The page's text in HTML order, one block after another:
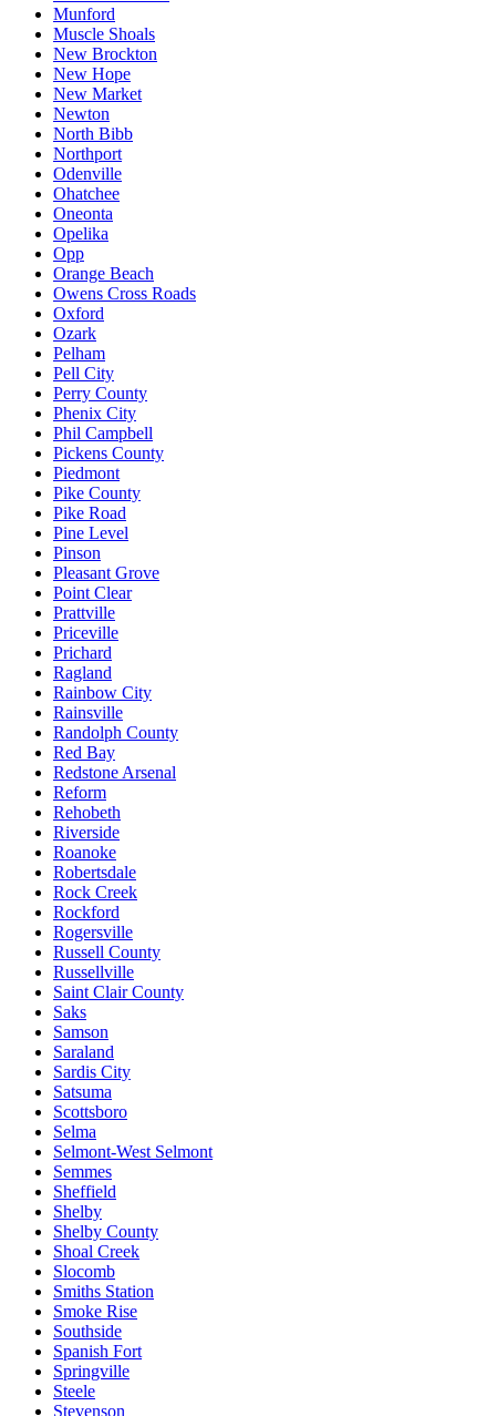
Munford
Muscle Shoals
New Brockton
New Hope
New Market
Newton
North Bibb
Northport
Odenville
Ohatchee
Oneonta
Opelika
Opp
Orange Beach
Owens Cross Roads
Oxford
Ozark
Pelham
Pell City
Perry County
Phenix City
Phil Campbell
Pickens County
Piedmont
Pike County
Pike Road
Pine Level
Pinson
Pleasant Grove
Point Clear
Prattville
Priceville
Prichard
Ragland
Rainbow City
Rainsville
Randolph County
Red Bay
Redstone Arsenal
Reform
Rehobeth
Riverside
Roanoke
Robertsdale
Rock Creek
Rockford
Rogersville
Russell County
Russellville
Saint Clair County
Saks
Samson
Saraland
Sardis City
Satsuma
Scottsboro
Selma
Selmont-West Selmont
Semmes
Sheffield
Shelby
Shelby County
Shoal Creek
Slocomb
Smiths Station
Smoke Rise
Southside
Spanish Fort
Springville
Steele
Stevenson